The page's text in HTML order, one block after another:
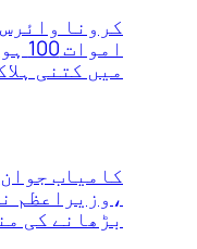
کرونا
میں کتنی
کامیاب
،وزیراعظم
بڑھانے کی